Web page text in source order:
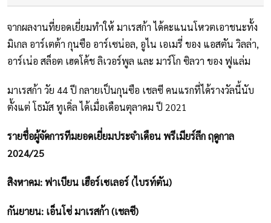
จากผลงานที่ยอดเยี่ยมทำให้ มาเรสก้า ได้คะแนนโหวตเอาชนะทั้ง
มิเกล อาร์เตต้า กุนซือ อาร์เซน่อล, อูไน เอเมรี่ ของ แอสตัน วิลล่า,
อาร์เน่อ สล็อต เฮดโค้ช ลิเวอร์พูล และ มาร์โก ซิลวา ของ ฟูแล่ม
มาเรสก้า วัย 44 ปี กลายเป็นกุนซือ เชลซี คนแรกที่ได้รางวัลนี้นับ
ตั้งแต่ โธมัส ทูเคิ่ล ได้เมื่อเดือนตุลาคม ปี 2021
รายชื่อผู้จัดการทีมยอดเยี่ยมประจำเดือน พรีเมียร์ลีก ฤดูกาล
2024/25
สิงหาคม: ฟาเบียน เฮือร์เซเลอร์ (ไบรท์ตัน)
กันยายน: เอ็นโซ่ มาเรสก้า (เชลซี)